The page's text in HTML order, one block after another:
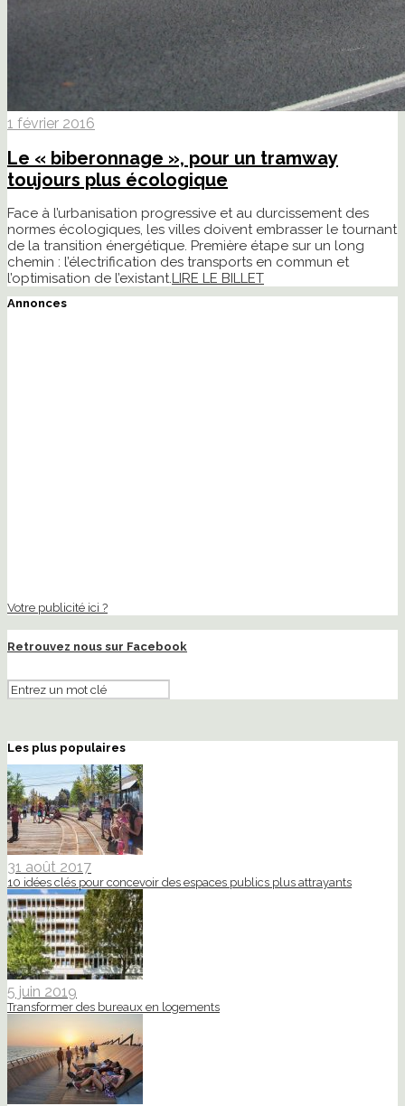
1 février 2016
Le « biberonnage », pour un tramway
toujours plus écologique
Face à l’urbanisation progressive et au durcissement des
normes écologiques, les villes doivent embrasser le tournant
de la transition énergétique. Première étape sur un long
chemin : l’électrification des transports en commun et
l’optimisation de l’existant.LIRE LE BILLET
Annonces
Votre publicité ici ?
Retrouvez nous sur Facebook
Les plus populaires
31 août 2017
10 idées clés pour concevoir des espaces publics plus attrayants
5 juin 2019
Transformer des bureaux en logements